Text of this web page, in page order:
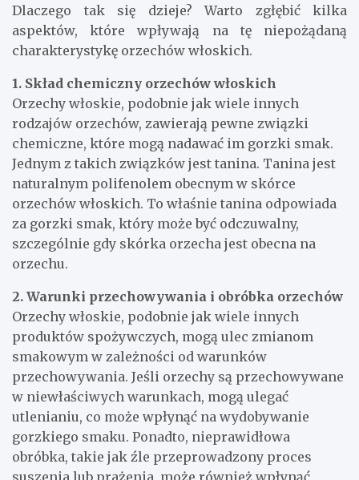
Dlaczego tak się dzieje? Warto zgłębić kilka
aspektów, które wpływają na tę niepożądaną
charakterystykę orzechów włoskich.
1. Skład chemiczny orzechów włoskich
Orzechy włoskie, podobnie jak wiele innych
rodzajów orzechów, zawierają pewne związki
chemiczne, które mogą nadawać im gorzki smak.
Jednym z takich związków jest tanina. Tanina jest
naturalnym polifenolem obecnym w skórce
orzechów włoskich. To właśnie tanina odpowiada
za gorzki smak, który może być odczuwalny,
szczególnie gdy skórka orzecha jest obecna na
orzechu.
2. Warunki przechowywania i obróbka orzechów
Orzechy włoskie, podobnie jak wiele innych
produktów spożywczych, mogą ulec zmianom
smakowym w zależności od warunków
przechowywania. Jeśli orzechy są przechowywane
w niewłaściwych warunkach, mogą ulegać
utlenianiu, co może wpłynąć na wydobywanie
gorzkiego smaku. Ponadto, nieprawidłowa
obróbka, takie jak źle przeprowadzony proces